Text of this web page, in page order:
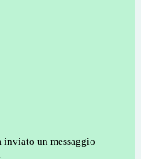
inviato un messaggio